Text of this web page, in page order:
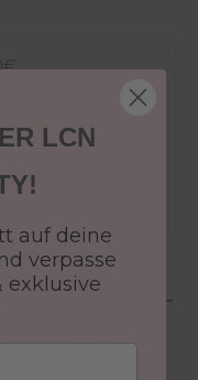
hochwirksame
LCN
auf deine
verpasse
exklusive